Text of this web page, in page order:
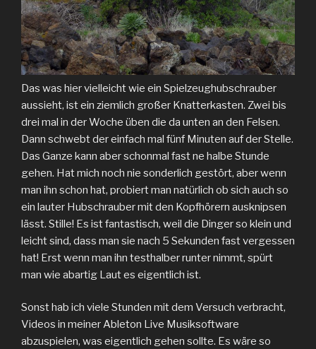
Das was hier vielleicht wie ein Spielzeughubschrauber
aussieht, ist ein ziemlich großer Knatterkasten. Zwei bis
drei mal in der Woche üben die da unten an den Felsen.
Dann schwebt der einfach mal fünf Minuten auf der Stelle.
Das Ganze kann aber schonmal fast ne halbe Stunde
gehen. Hat mich noch nie sonderlich gestört, aber wenn
man ihn schon hat, probiert man natürlich ob sich auch so
ein lauter Hubschrauber mit den Kopfhörern ausknipsen
lässt. Stille! Es ist fantastisch, weil die Dinger so klein und
leicht sind, dass man sie nach 5 Sekunden fast vergessen
hat! Erst wenn man ihn testhalber runter nimmt, spürt
man wie abartig Laut es eigentlich ist.
Sonst hab ich viele Stunden mit dem Versuch verbracht,
Videos in meiner Ableton Live Musiksoftware
abzuspielen, was eigentlich gehen sollte. Es wäre so